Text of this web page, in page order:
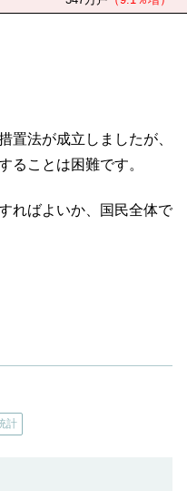
置法が成立しましたが、
ることは困難です。
ればよいか、国民全体で
計